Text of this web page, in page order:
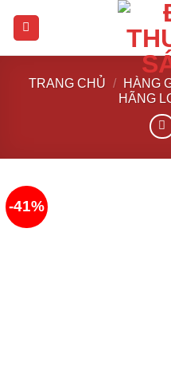
TRANG CHỦ / HÀNG
HÃNG
-41%